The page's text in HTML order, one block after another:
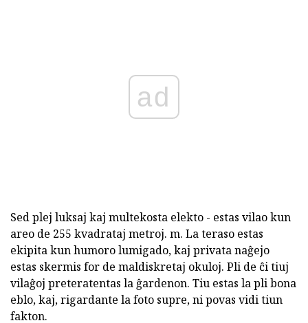
ad
Sed plej luksaj kaj multekosta elekto - estas vilao kun
areo de 255 kvadrataj metroj. m. La teraso estas
ekipita kun humoro lumigado, kaj privata naĝejo
estas skermis for de maldiskretaj okuloj. Pli de ĉi tiuj
vilaĝoj preteratentas la ĝardenon. Tiu estas la pli bona
eblo, kaj, rigardante la foto supre, ni povas vidi tiun
fakton.